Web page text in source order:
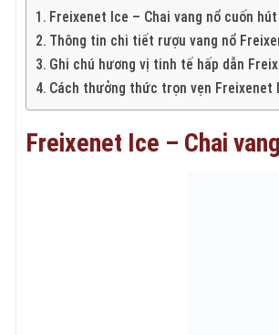
Freixenet Ice – Chai vang nổ cuốn
Thông tin chi tiết rượu vang nổ
Ghi chú hương vị tinh tế hấp dẫn
Cách thưởng thức trọn vẹn Freixenet
Freixenet Ice – Chai